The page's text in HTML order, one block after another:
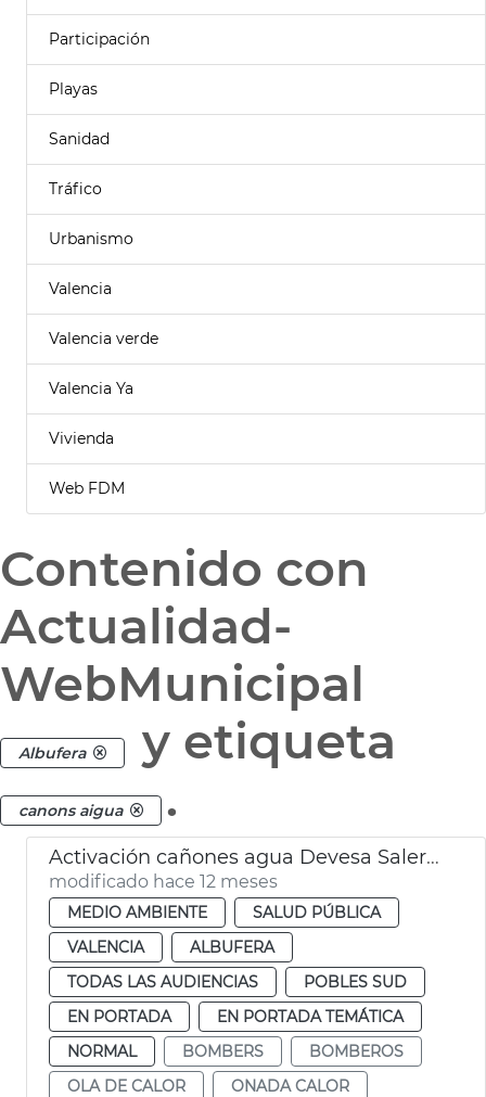
Participación
Playas
Sanidad
Tráfico
Urbanismo
Valencia
Valencia verde
Valencia Ya
Vivienda
Web FDM
Contenido con
Actualidad-
WebMunicipal
Albufera y etiqueta
canons aigua .
Activación cañones agua Devesa Saler ola calor
modificado hace 12 meses
MEDIO AMBIENTE
SALUD PÚBLICA
VALENCIA
ALBUFERA
TODAS LAS AUDIENCIAS
POBLES SUD
EN PORTADA
EN PORTADA TEMÁTICA
NORMAL
BOMBERS
BOMBEROS
OLA DE CALOR
ONADA CALOR